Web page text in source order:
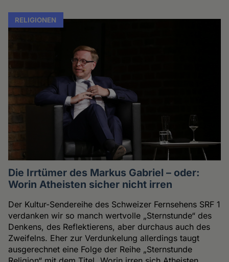
RELIGIONEN
Die Irrtümer des Markus Gabriel – oder:
Worin Atheisten sicher nicht irren
Der Kultur-Sendereihe des Schweizer Fernsehens SRF 1
verdanken wir so manch wertvolle „Sternstunde“ des
Denkens, des Reflektierens, aber durchaus auch des
Zweifelns. Eher zur Verdunkelung allerdings taugt
ausgerechnet eine Folge der Reihe „Sternstunde